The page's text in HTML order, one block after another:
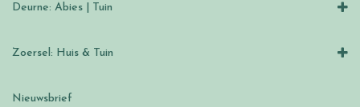
Deurne: Abies | Tuin
Zoersel: Huis & Tuin
Nieuwsbrief